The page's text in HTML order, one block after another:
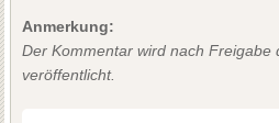
Anmerkung:
Der Kommentar wird nach Freigabe
veröffentlicht.